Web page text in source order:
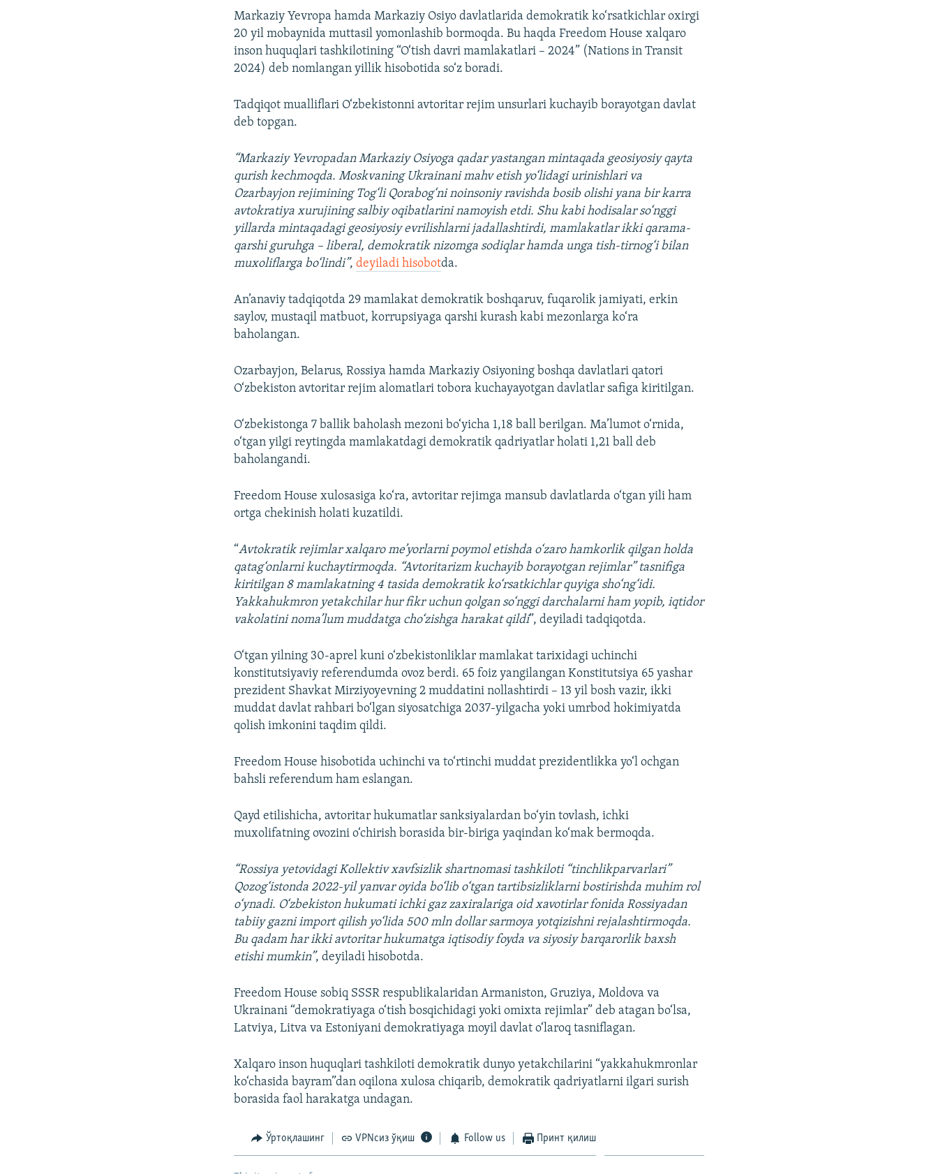
Markaziy Yevropa hamda Markaziy Osiyo davlatlarida demokratik ko‘rsatkichlar oxirgi
20 yil mobaynida muttasil yomonlashib bormoqda. Bu haqda Freedom House xalqaro
inson huquqlari tashkilotining “O‘tish davri mamlakatlari – 2024” (Nations in Transit
2024) deb nomlangan yillik hisobotida so‘z boradi.
Tadqiqot mualliflari O‘zbekistonni avtoritar rejim unsurlari kuchayib borayotgan davlat
deb topgan.
“Markaziy Yevropadan Markaziy Osiyoga qadar yastangan mintaqada geosiyosiy qayta
qurish kechmoqda. Moskvaning Ukrainani mahv etish yo‘lidagi urinishlari va
Ozarbayjon rejimining Tog‘li Qorabog‘ni noinsoniy ravishda bosib olishi yana bir karra
avtokratiya xurujining salbiy oqibatlarini namoyish etdi. Shu kabi hodisalar so‘nggi
yillarda mintaqadagi geosiyosiy evrilishlarni jadallashtirdi, mamlakatlar ikki qarama-
qarshi guruhga – liberal, demokratik nizomga sodiqlar hamda unga tish-tirnog‘i bilan
muxoliflarga bo‘lindi”,deyiladi hisobotda.
An’anaviy tadqiqotda 29 mamlakat demokratik boshqaruv, fuqarolik jamiyati, erkin
saylov, mustaqil matbuot, korrupsiyaga qarshi kurash kabi mezonlarga ko‘ra
baholangan.
Ozarbayjon, Belarus, Rossiya hamda Markaziy Osiyoning boshqa davlatlari qatori
O‘zbekiston avtoritar rejim alomatlari tobora kuchayayotgan davlatlar safiga kiritilgan.
O‘zbekistonga 7 ballik baholash mezoni bo‘yicha 1,18 ball berilgan. Ma’lumot o‘rnida,
o‘tgan yilgi reytingda mamlakatdagi demokratik qadriyatlar holati 1,21 ball deb
baholangandi.
Freedom House xulosasiga ko‘ra, avtoritar rejimga mansub davlatlarda o‘tgan yili ham
ortga chekinish holati kuzatildi.
“Avtokratik rejimlar xalqaro me’yorlarni poymol etishda o‘zaro hamkorlik qilgan holda
qatag‘onlarni kuchaytirmoqda. “Avtoritarizm kuchayib borayotgan rejimlar” tasnifiga
kiritilgan 8 mamlakatning 4 tasida demokratik ko‘rsatkichlar quyiga sho‘ng‘idi.
Yakkahukmron yetakchilar hur fikr uchun qolgan so‘nggi darchalarni ham yopib, iqtidor
vakolatini noma’lum muddatga cho‘zishga harakat qildi”, deyiladi tadqiqotda.
O‘tgan yilning 30-aprel kuni o‘zbekistonliklar mamlakat tarixidagi uchinchi
konstitutsiyaviy referendumda ovoz berdi. 65 foiz yangilangan Konstitutsiya 65 yashar
prezident Shavkat Mirziyoyevning 2 muddatini nollashtirdi – 13 yil bosh vazir, ikki
muddat davlat rahbari bo‘lgan siyosatchiga 2037-yilgacha yoki umrbod hokimiyatda
qolish imkonini taqdim qildi.
Freedom House hisobotida uchinchi va to‘rtinchi muddat prezidentlikka yo‘l ochgan
bahsli referendum ham eslangan.
Qayd etilishicha, avtoritar hukumatlar sanksiyalardan bo‘yin tovlash, ichki
muxolifatning ovozini o‘chirish borasida bir-biriga yaqindan ko‘mak bermoqda.
“Rossiya yetovidagi Kollektiv xavfsizlik shartnomasi tashkiloti “tinchlikparvarlari”
Qozog‘istonda 2022-yil yanvar oyida bo‘lib o‘tgan tartibsizliklarni bostirishda muhim rol
o‘ynadi. O‘zbekiston hukumati ichki gaz zaxiralariga oid xavotirlar fonida Rossiyadan
tabiiy gazni import qilish yo‘lida 500 mln dollar sarmoya yotqizishni rejalashtirmoqda.
Bu qadam har ikki avtoritar hukumatga iqtisodiy foyda va siyosiy barqarorlik baxsh
etishi mumkin”, deyiladi hisobotda.
Freedom House sobiq SSSR respublikalaridan Armaniston, Gruziya, Moldova va
Ukrainani “demokratiyaga o‘tish bosqichidagi yoki omixta rejimlar” deb atagan bo‘lsa,
Latviya, Litva va Estoniyani demokratiyaga moyil davlat o‘laroq tasniflagan.
Xalqaro inson huquqlari tashkiloti demokratik dunyo yetakchilarini “yakkahukmronlar
ko‘chasida bayram”dan oqilona xulosa chiqarib, demokratik qadriyatlarni ilgari surish
borasida faol harakatga undagan.
Ўртоқлашинг VPNсиз ўқиш Follow us Принт қилиш